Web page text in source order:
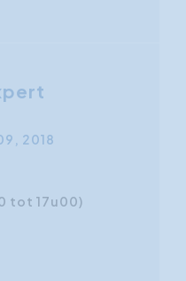
2018
tot 17u00)